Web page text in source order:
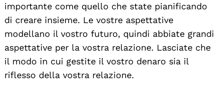
importante come quello che state pianificando
di creare insieme. Le vostre aspettative
modellano il vostro futuro, quindi abbiate grandi
aspettative per la vostra relazione. Lasciate che
il modo in cui gestite il vostro denaro sia il
riflesso della vostra relazione.